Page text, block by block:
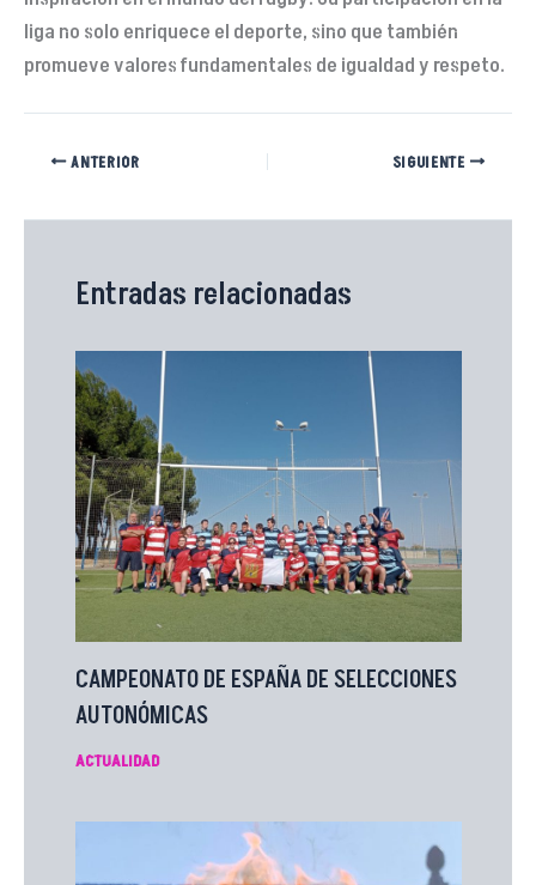
liga no solo enriquece el deporte, sino que también
promueve valores fundamentales de igualdad y respeto.
ANTERIOR SIGUIENTE
Entradas relacionadas
CAMPEONATO DE ESPAÑA DE SELECCIONES
AUTONÓMICAS
ACTUALIDAD